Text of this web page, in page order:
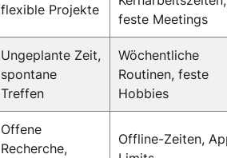
flexible Projekte
feste Meetings
Ungeplante Zeit,
spontane
Treffen
Wöchentliche
Routinen, feste
Hobbies
Offene
Recherche,
Offline-Zeiten,